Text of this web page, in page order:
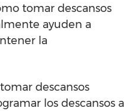
tomar descansos
ayuden a
la
descansos
los descansos a